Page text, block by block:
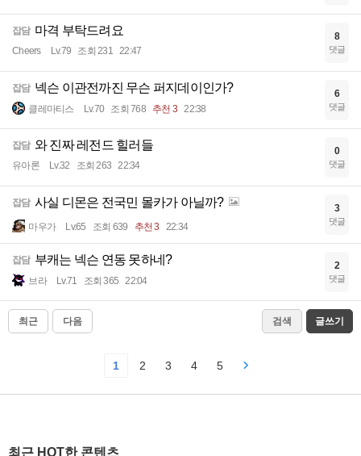
잡담 마격 부탁드려요
Cheers Lv.79 조회 231 22:47
8
댓글
잡담 넥슨 이관전까진 무슨 퍼지데이인가?
클레마티스 Lv.70 조회 768 추천 3 22:38
6
댓글
잡담 와 진짜 레전드 힐러들
유아론 Lv.32 조회 263 22:34
0
댓글
잡담 사실 디몬은 전국민 몰카가 아닐까?
마우가 Lv.65 조회 639 추천 3 22:34
3
댓글
잡담 부캐는 넥슨 연동 못하네?
브라 Lv.71 조회 365 22:04
2
댓글
최근 다음 검색 글쓰기
1 2 3 4 5
최근 HOT한 콘텐츠